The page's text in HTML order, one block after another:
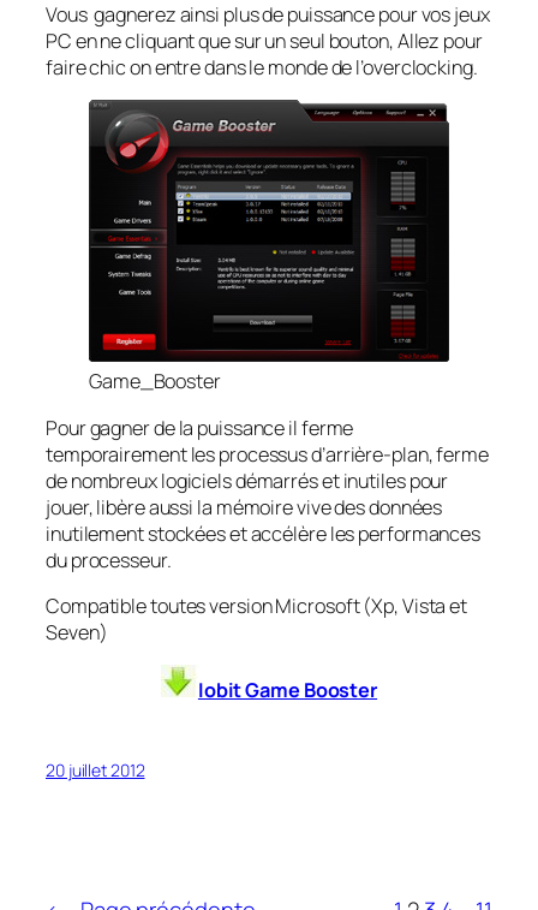
Vous gagnerez ainsi plus de puissance pour vos jeux
PC en ne cliquant que sur un seul bouton, Allez pour
faire chic on entre dans le monde de l’overclocking.
Game_Booster
Pour gagner de la puissance il ferme
temporairement les processus d’arrière-plan, ferme
de nombreux logiciels démarrés et inutiles pour
jouer, libère aussi la mémoire vive des données
inutilement stockées et accélère les performances
du processeur.
Compatible toutes version Microsoft (Xp, Vista et
Seven)
Iobit Game Booster
20 juillet 2012